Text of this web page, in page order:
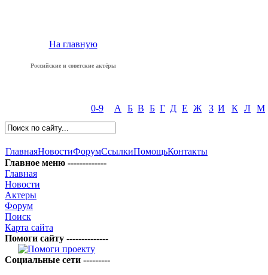
На главную
Российские и советские актёры
0-9 А Б В Б Г Д Е Ж З И К Л М
ГлавнаяНовостиФорумСсылкиПомощьКонтакты
Главное меню -------------
Главная
Новости
Актеры
Форум
Поиск
Карта сайта
Помоги сайту --------------
Социальные сети ---------